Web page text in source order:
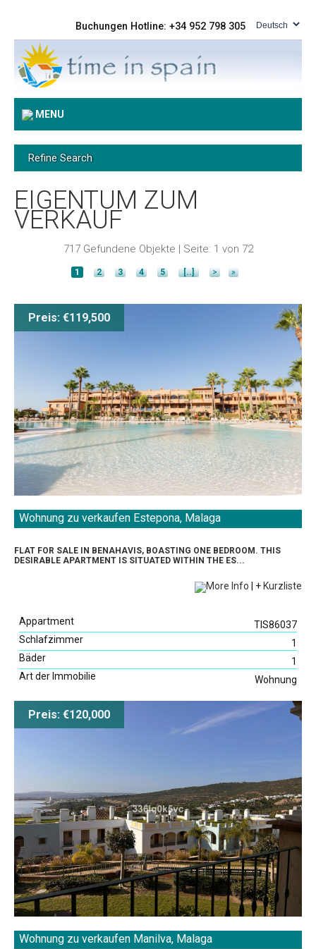
Buchungen Hotline: +34 952 798 305
MENU
Refine Search
Direkte Listung
Strandblick
Garten
EIGENTUM ZUM
VERKAUF
717 Gefundene Objekte | Seite: 1 von 72
1 2 3 4 5 [..] > »
Preis: €119,500
Wohnung zu verkaufen Estepona, Malaga
FLAT FOR SALE IN BENAHAVIS, BOASTING ONE BEDROOM. THIS
DESIRABLE APARTMENT IS SITUATED WITHIN THE ES...
More Info + Kurzliste
Appartment
TIS86037
Schlafzimmer
1
Bäder
1
Art der Immobilie
Wohnung
Preis: €120,000
Wohnung zu verkaufen Manilva, Malaga